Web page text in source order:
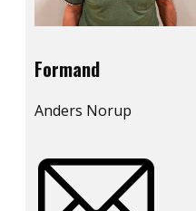
Formand
Anders Norup